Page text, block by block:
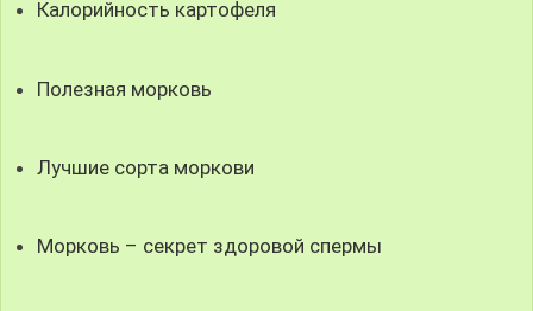
Калорийность картофеля
Полезная морковь
Лучшие сорта моркови
Морковь – секрет здоровой спермы